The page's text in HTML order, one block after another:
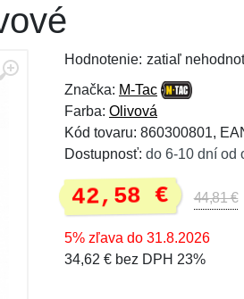
Hodnotenie: zatiaľ
Značka: M-Tac
Farba: Olivová
Kód tovaru: 860300801,
Dostupnosť: do 6-10 dní od
42,58 € 44,81 €
5% zľava do 31.8.2026
34,62 € bez DPH 23%